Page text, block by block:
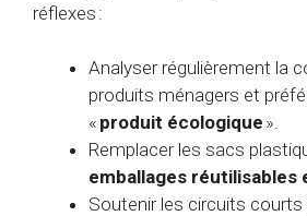
réflexes :
Analyser régulièrement la
produits ménagers et
« produit écologique ».
Remplacer les sacs
emballages réutilisables
Soutenir les circuits